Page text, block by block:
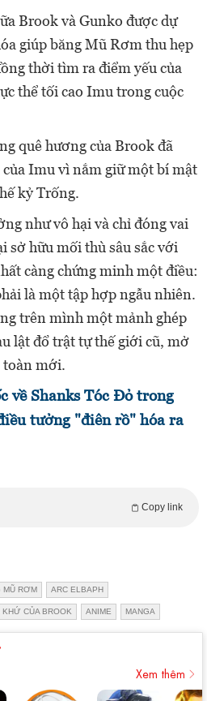
Brook và Gunko được dự
giúp băng Mũ Rơm thu hẹp
thời tìm ra điểm yếu của
thể tối cao Imu trong cuộc
quê hương của Brook đã
Imu vì nắm giữ một bí mật
kỷ Trống.
như vô hại và chỉ đóng vai
sở hữu mối thù sâu sắc với
càng chứng minh một điều:
là một tập hợp ngẫu nhiên.
trên mình một mảnh ghép
lật đổ trật tự thế giới cũ, mở
toàn mới.
về Shanks Tóc Đỏ trong
tưởng "điên rồ" hóa ra
Copy link
MŨ RƠM ARC ELBAPH
KHỨ CỦA BROOK ANIME MANGA
Xem thêm